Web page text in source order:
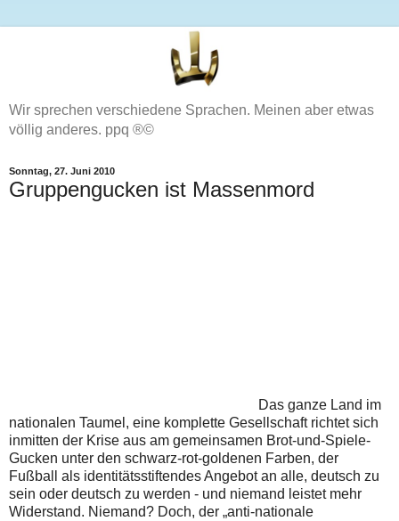
Wir sprechen verschiedene Sprachen. Meinen aber etwas
völlig anderes. ppq ®©
Sonntag, 27. Juni 2010
Gruppengucken ist Massenmord
Das ganze Land im
nationalen Taumel, eine komplette Gesellschaft richtet sich
inmitten der Krise aus am gemeinsamen Brot-und-Spiele-
Gucken unter den schwarz-rot-goldenen Farben, der
Fußball als identitätsstiftendes Angebot an alle, deutsch zu
sein oder deutsch zu werden - und niemand leistet mehr
Widerstand. Niemand? Doch, der „anti-nationale